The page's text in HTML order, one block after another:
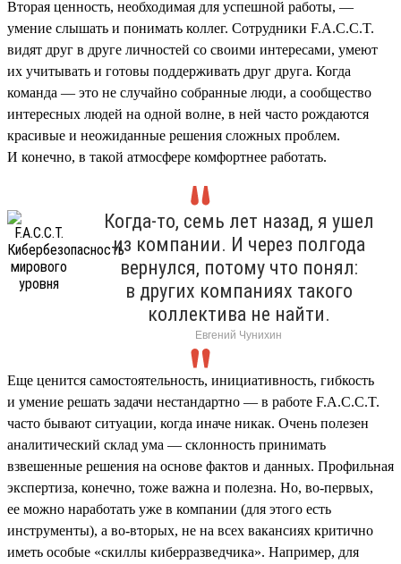
Вторая ценность, необходимая для успешной работы, —
умение слышать и понимать коллег. Сотрудники F.A.C.C.T.
видят друг в друге личностей со своими интересами, умеют
их учитывать и готовы поддерживать друг друга. Когда
команда — это не случайно собранные люди, а сообщество
интересных людей на одной волне, в ней часто рождаются
красивые и неожиданные решения сложных проблем.
И конечно, в такой атмосфере комфортнее работать.
Когда-то, семь лет назад, я ушел
из компании. И через полгода
вернулся, потому что понял:
в других компаниях такого
коллектива не найти.
Евгений Чунихин
Еще ценится самостоятельность, инициативность, гибкость
и умение решать задачи нестандартно — в работе F.A.C.C.T.
часто бывают ситуации, когда иначе никак. Очень полезен
аналитический склад ума — склонность принимать
взвешенные решения на основе фактов и данных. Профильная
экспертиза, конечно, тоже важна и полезна. Но, во-первых,
ее можно наработать уже в компании (для этого есть
инструменты), а во-вторых, не на всех вакансиях критично
иметь особые «скиллы киберразведчика». Например, для